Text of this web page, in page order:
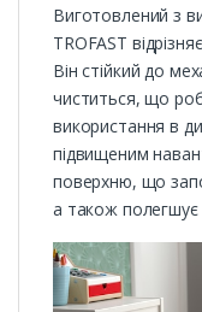
Виготовлений з
TROFAST
Він стійкий до
чиститься, що
використання в
підвищеним
поверхню, що
а також полегшує